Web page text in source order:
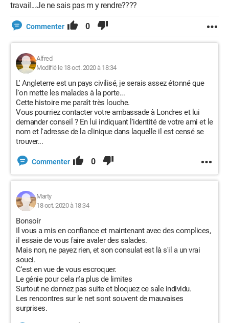
travail...Je ne sais pas m y rendre????
Commenter 0
Alfred
Modifié le 18 oct. 2020 à 18:34
L' Angleterre est un pays civilisé, je serais assez étonné que
l'on mette les malades à la porte...
Cette histoire me paraît très louche.
Vous pourriez contacter votre ambassade à Londres et lui
demander conseil ? En lui indiquant l'identité de votre ami et le
nom et l'adresse de la clinique dans laquelle il est censé se
trouver...
Commenter 0
Marty
18 oct. 2020 à 18:34
Bonsoir
Il vous a mis en confiance et maintenant avec des complices,
il essaie de vous faire avaler des salades.
Mais non, ne payez rien, et son consulat est là s'il a un vrai
souci.
C'est en vue de vous escroquer.
Le génie pour cela n'a plus de limites
Surtout ne donnez pas suite et bloquez ce sale individu.
Les rencontres sur le net sont souvent de mauvaises
surprises.